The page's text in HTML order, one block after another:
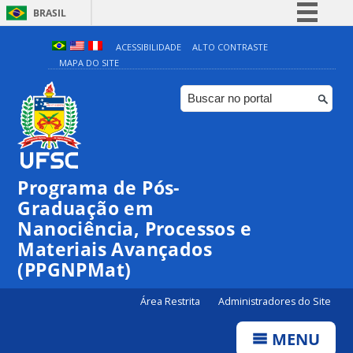
BRASIL
Simplifique!
Comunica BR
Participe
ACESSIBILIDADE
ALTO CONTRASTE
MAPA DO SITE
Programa de Pós-
Graduação em
Nanociência, Processos e
Materiais Avançados
(PPGNPMat)
Área Restrita Administradores do Site
MENU
01:00